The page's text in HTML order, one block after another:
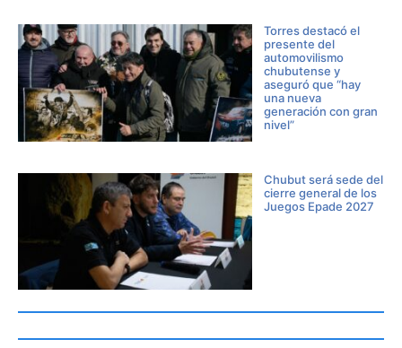
Torres destacó el
presente del
automovilismo
chubutense y
aseguró que “hay
una nueva
generación con gran
nivel”
Chubut será sede del
cierre general de los
Juegos Epade 2027